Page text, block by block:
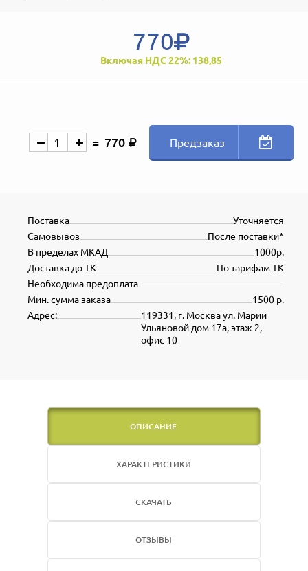
770
Включая НДС 22%: 138,85
770 Предзаказ
Уточняется
Поставка
После поставки*
Самовывоз
1000р.
В пределах МКАД
По тарифам ТК
Доставка до ТК
Необходима предоплата
1500 р.
Мин. сумма заказа
119331, г. Москва ул. Марии
Ульяновой дом 17а, этаж 2,
офис 10
Адрес:
ОПИСАНИЕ
ХАРАКТЕРИСТИКИ
СКАЧАТЬ
ОТЗЫВЫ